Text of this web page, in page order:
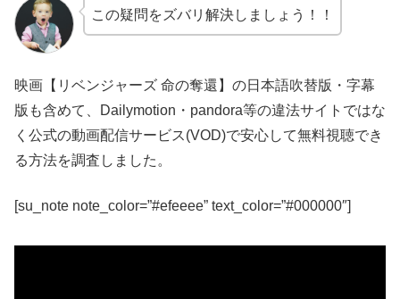
この疑問をズバリ解決しましょう！！
映画【リベンジャーズ 命の奪還】の日本語吹替版・字幕
版も含めて、Dailymotion・pandora等の違法サイトではな
く公式の動画配信サービス(VOD)で安心して無料視聴でき
る方法を調査しました。
[su_note note_color=”#efeeee” text_color=”#000000″]